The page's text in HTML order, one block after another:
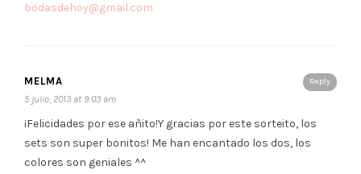
bodasdehoy@gmail.com
Reply
MELMA
5 julio, 2013 at 9:03 am
¡Felicidades por ese añito!Y gracias por este sorteito, los
sets son super bonitos! Me han encantado los dos, los
colores son geniales ^^